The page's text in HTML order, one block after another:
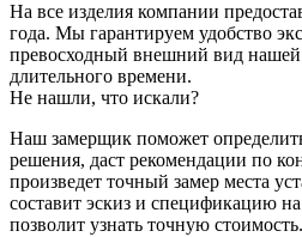
На все изделия компании
года. Мы гарантируем удобство
превосходный внешний вид
длительного времени.
Не нашли, что искали?
Наш замерщик поможет
решения, даст рекомендации по
произведет точный замер места
составит эскиз и спецификацию
позволит узнать точную стоимость.